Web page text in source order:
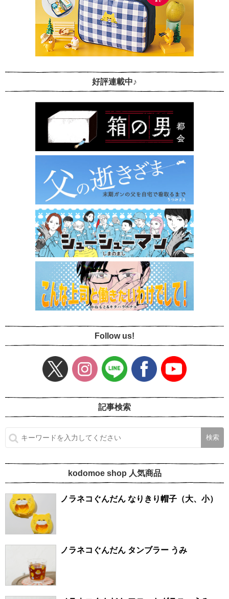
好評連載中♪
Follow us!
記事検索
kodomoe shop 人気商品
ノラネコぐんだん なりきり帽子（大、小）
ノラネコぐんだん タンブラー うみ